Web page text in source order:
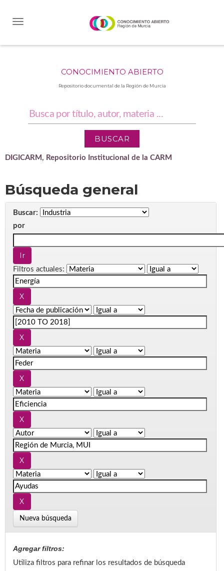
CONOCIMIENTO ABIERTO
Repositorio documental de la Región de Murcia
DIGICARM, Repositorio Institucional de la CARM
Búsqueda general
Buscar:
por
Filtros actuales:
Nueva búsqueda
Agregar filtros:
Utiliza filtros para refinar los resultados de búsqueda